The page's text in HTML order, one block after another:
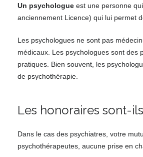
Un psychologue est une personne
anciennement Licence) qui lui permet
Les psychologues ne sont pas
médicaux. Les psychologues sont des
pratiques. Bien souvent, les
de psychothérapie.
Les honoraires sont-
Dans le cas des psychiatres, votre
psychothérapeutes, aucune prise en